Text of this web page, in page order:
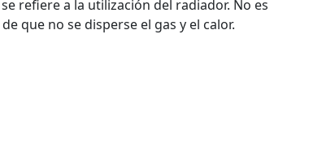
refiere a la utilización del radiador. No es
que no se disperse el gas y el calor.